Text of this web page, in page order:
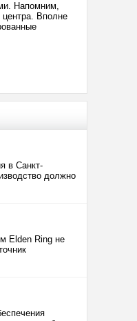
Напомним,
центра. Вполне
в Санкт-
должно
Elden Ring не